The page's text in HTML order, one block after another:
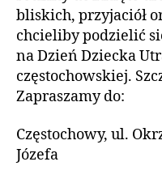
bliskich, przyjaciół
chcieliby podzielić
na Dzień Dziecka
częstochowskiej.
Zapraszamy do:
Częstochowy, ul.
Józefa